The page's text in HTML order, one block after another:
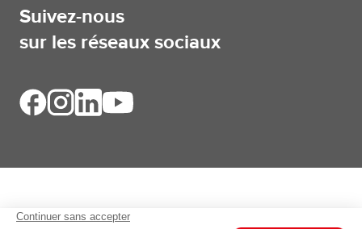
Suivez-nous
sur les réseaux sociaux